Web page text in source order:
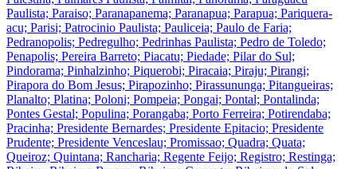
Paulista; Paraiso; Paranapanema; Paranapua; Parapua; Pariquera-
acu; Parisi; Patrocinio Paulista; Pauliceia; Paulo de Faria;
Pedranopolis; Pedregulho; Pedrinhas Paulista; Pedro de Toledo;
Penapolis; Pereira Barreto; Piacatu; Piedade; Pilar do Sul;
Pindorama; Pinhalzinho; Piquerobi; Piracaia; Piraju; Pirangi;
Pirapora do Bom Jesus; Pirapozinho; Pirassununga; Pitangueiras;
Planalto; Platina; Poloni; Pompeia; Pongai; Pontal; Pontalinda;
Pontes Gestal; Populina; Porangaba; Porto Ferreira; Potirendaba;
Pracinha; Presidente Bernardes; Presidente Epitacio; Presidente
Prudente; Presidente Venceslau; Promissao; Quadra; Quata;
Queiroz; Quintana; Rancharia; Regente Feijo; Registro; Restinga;